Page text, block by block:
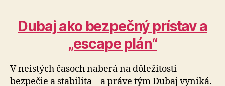
Dubaj ako bezpečný prístav a
„escape plán“
V neistých časoch naberá na dôležitosti
bezpečie a sta­bi­li­ta – a práve tým Dubaj vyniká.